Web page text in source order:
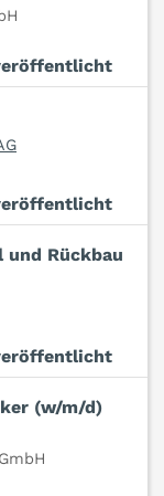
Rückbau
(w/m/d)